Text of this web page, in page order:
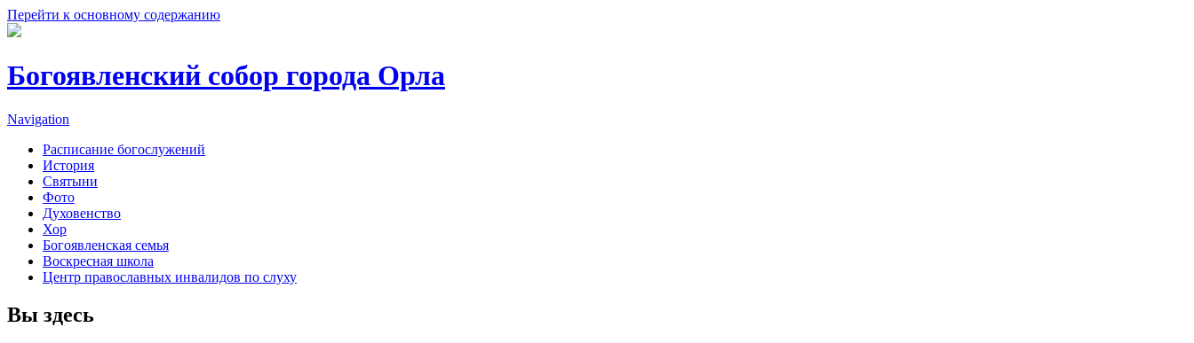
Перейти к основному содержанию
Богоявленский собор города Орла
Navigation
Расписание богослужений
История
Святыни
Фото
Духовенство
Хор
Богоявленская семья
Воскресная школа
Центр православных инвалидов по слуху
Вы здесь